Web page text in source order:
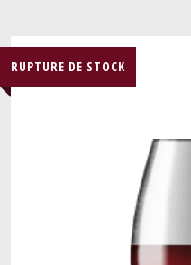
RUPTURE DE STOCK